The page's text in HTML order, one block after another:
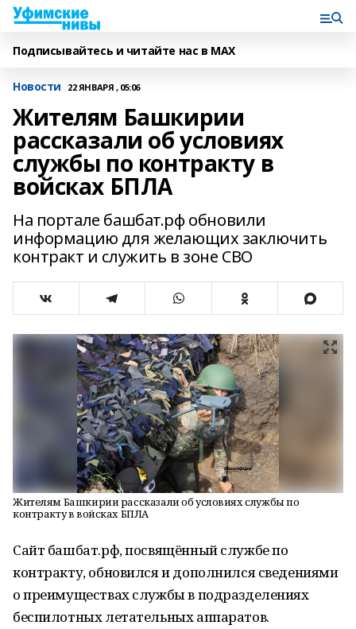
Подписывайтесь и читайте нас в MAX
Новости 22 ЯНВАРЯ , 05:06
Жителям Башкирии
рассказали об условиях
службы по контракту в
войсках БПЛА
На портале башбат.рф обновили
информацию для желающих заключить
контракт и служить в зоне СВО
Жителям Башкирии рассказали об условиях службы по
контракту в войсках БПЛА
Сайт башбат.рф, посвящённый службе по
контракту, обновился и дополнился сведениями
о преимуществах службы в подразделениях
беспилотных летательных аппаратов.